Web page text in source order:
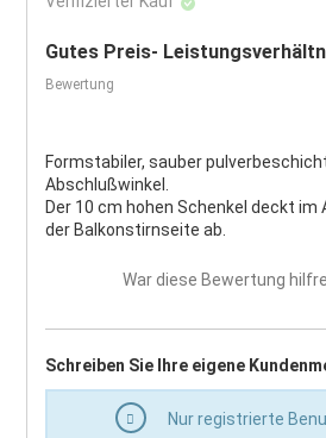
Gutes Preis-
Bewertung
Formstabiler, sauber
Abschlußwinkel.
Der 10 cm hohen Schenkel deckt im
der Balkonstirnseite ab.
War diese Bewertung
Schreiben Sie Ihre eigene
Nur registrierte